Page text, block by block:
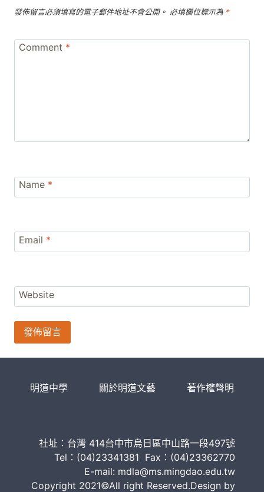
發佈留言必須填寫的電子郵件地址不會公開。 必填欄位標示為 *
Comment *
Name *
Email *
Website
明道中學 關於明道文藝 著作權聲明
社址：台灣 414台中市烏日區中山路一段497號
Tel：(04)23341381 Fax：(04)23362770
E-mail: mdla@ms.mingdao.edu.tw
Copyright 2021©All right Reserved.Design by